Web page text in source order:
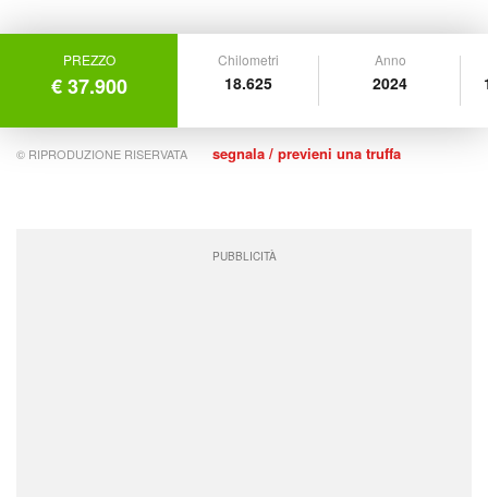
PREZZO
€ 37.900
Chilometri
18.625
Anno
2024
© RIPRODUZIONE RISERVATA segnala / previeni una truffa
PUBBLICITÀ